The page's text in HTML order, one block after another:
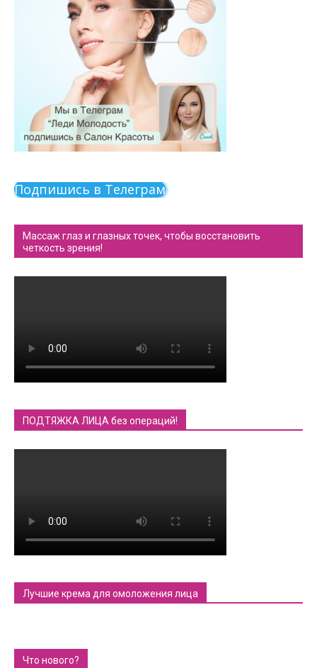
Подпишись в Телеграм
Массаж глаз и глазных точек, чтобы восстановить
четкость зрения!
ПОДТЯЖКА ЛИЦА без операций!
Лучшие крема для омоложения лица
Что нового?